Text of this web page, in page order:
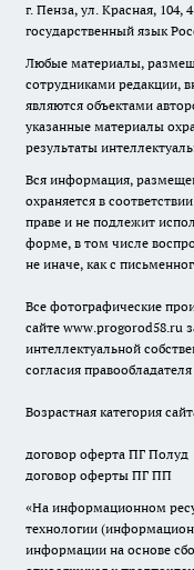
г. Пенза, ул. Красная, 104,
государственный язык
Любые материалы,
сотрудниками редакции,
являются объектами
указанные материалы
результаты
Вся информация,
охраняется в
праве и не подлежит
форме, в том числе
не иначе, как с
Все фотографические
сайте www.progorod58.ru
интеллектуальной
согласия
Возрастная категория
договор оферта ПГ Полуд
договор оферты ПГ ПП
«На информационном
технологии
информации на основе